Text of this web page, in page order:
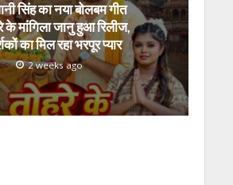
सिंह का नया बोलबम गीत
के मांगिला जानु हुआ रिलीज,
का मिल रहा भरपूर प्यार
2 weeks ago